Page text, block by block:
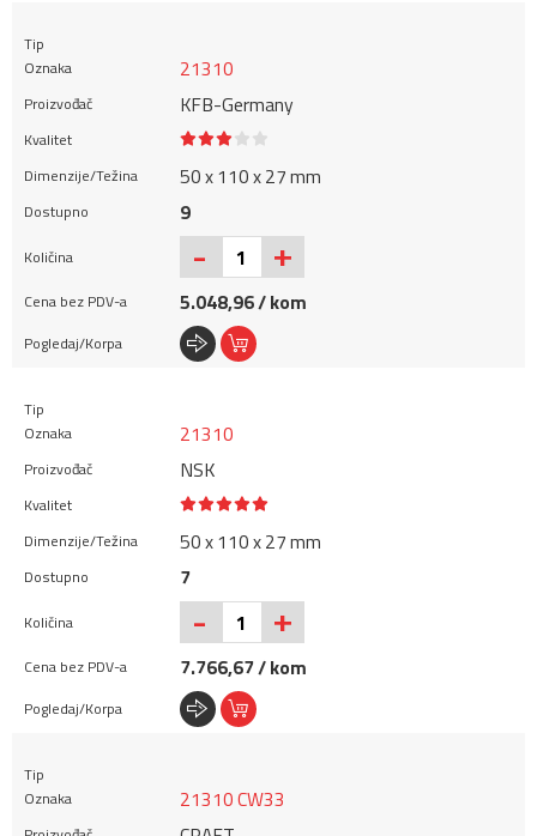
21310
KFB-Germany
50 x 110 x 27 mm
9
- +
5.048,96 / kom
21310
NSK
50 x 110 x 27 mm
7
- +
7.766,67 / kom
21310 CW33